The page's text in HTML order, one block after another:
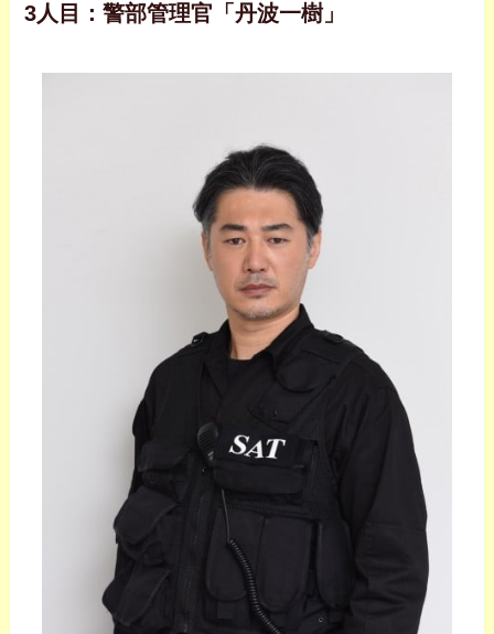
3人目：警部管理官「丹波一樹」